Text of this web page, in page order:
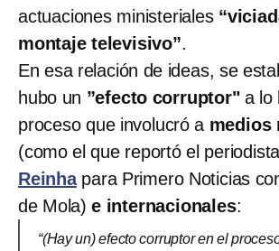
actuaciones ministeriales
montaje televisivo”.
En esa relación de ideas, se
hubo un ”efecto corruptor"a lo
proceso que involucró a medios
(como el que reportó el periodista
Reinhapara Primero Noticias
de Mola)e internacionales:
“(Hay un) efecto corruptor en el